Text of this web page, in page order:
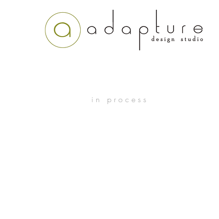
i n p r o c e s s